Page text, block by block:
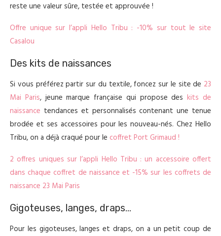
reste une valeur sûre, testée et approuvée !
Offre unique sur l’appli Hello Tribu : -10% sur tout le site
Casalou
Des kits de naissances
Si vous préférez partir sur du textile, foncez sur le site de 23
Mai Paris, jeune marque française qui propose deskits de
naissance tendances et personnalisés contenant une tenue
brodée et ses accessoires pour les nouveau-nés. Chez Hello
Tribu, on a déjà craqué pour le coffret Port Grimaud !
2 offres uniques sur l’appli Hello Tribu : un accessoire offert
dans chaque coffret de naissance et -15% sur les coffrets de
naissance 23 Mai Paris
Gigoteuses, langes, draps…
Pour les gigoteuses, langes et draps, on a un petit coup de